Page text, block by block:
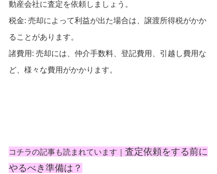
動産会社に査定を依頼しましょう。
税金: 売却によって利益が出た場合は、譲渡所得税がかか
ることがあります。
諸費用: 売却には、仲介手数料、登記費用、引越し費用な
ど、様々な費用がかかります。
コチラの記事も読まれています｜ 査定依頼をする前に
やるべき準備は？